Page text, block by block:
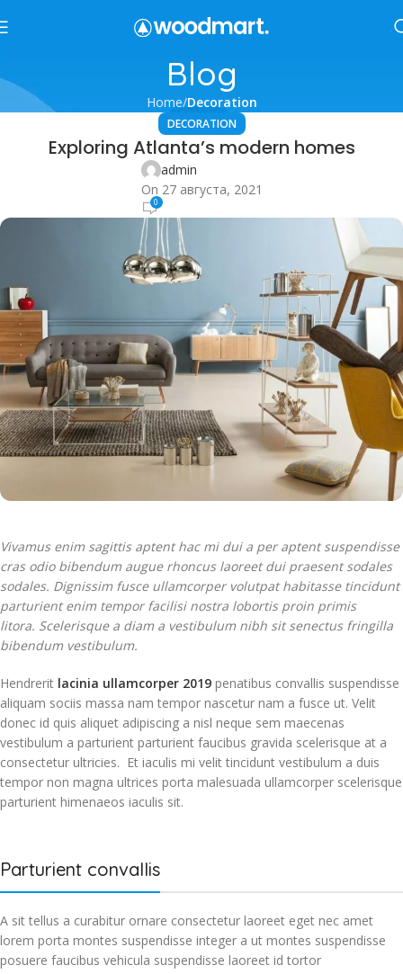
Blog
Home Decoration
DECORATION
Exploring Atlanta’s modern homes
admin
On 27 августа, 2021
0
Vivamus enim sagittis aptent hac mi dui a per aptent suspendisse
cras odio bibendum augue rhoncus laoreet dui praesent sodales
sodales. Dignissim fusce ullamcorper volutpat habitasse tincidunt
parturient enim tempor facilisi nostra lobortis proin primis
litora. Scelerisque a diam a vestibulum nibh sit senectus fringilla
bibendum vestibulum.
Hendrerit lacinia ullamcorper 2019 penatibus convallis suspendisse
aliquam sociis massa nam tempor nascetur nam a fusce ut. Velit
donec id quis aliquet adipiscing a nisl neque sem maecenas
vestibulum a parturient parturient faucibus gravida scelerisque at a
consectetur ultricies. Et iaculis mi velit tincidunt vestibulum a duis
tempor non magna ultrices porta malesuada ullamcorper scelerisque
parturient himenaeos iaculis sit.
Parturient convallis
A sit tellus a curabitur ornare consectetur laoreet eget nec amet
lorem porta montes suspendisse integer a ut montes suspendisse
posuere faucibus vehicula suspendisse laoreet id tortor